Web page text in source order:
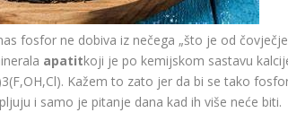
fosfor ne dobiva iz nečega „što je od
apatitkoji je po kemijskom sastavu
3(F,OH,Cl). Kažem to zato jer da bi se tako
i samo je pitanje dana kad ih više neće biti.